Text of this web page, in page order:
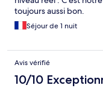
toujours aussi bon.
Séjour de 1 nuit
Avis vérifié
10/10